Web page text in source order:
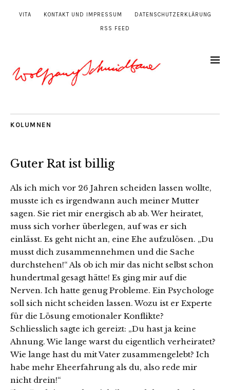
VITA KONTAKT UND IMPRESSUM DATENSCHUTZERKLÄRUNG
RSS FEED
KOLUMNEN
Guter Rat ist billig
Als ich mich vor 26 Jahren scheiden lassen wollte,
musste ich es irgendwann auch meiner Mutter
sagen. Sie riet mir energisch ab ab. Wer heiratet,
muss sich vorher überlegen, auf was er sich
einlässt. Es geht nicht an, eine Ehe aufzulösen. „Du
musst dich zusammennehmen und die Sache
durchstehen!“ Als ob ich mir das nicht selbst schon
hundertmal gesagt hätte! Es ging mir auf die
Nerven. Ich hatte genug Probleme. Ein Psychologe
soll sich nicht scheiden lassen. Wozu ist er Experte
für die Lösung emotionaler Konflikte?
Schliesslich sagte ich gereizt: „Du hast ja keine
Ahnung. Wie lange warst du eigentlich verheiratet?
Wie lange hast du mit Vater zusammengelebt? Ich
habe mehr Eheerfahrung als du, also rede mir
nicht drein!“